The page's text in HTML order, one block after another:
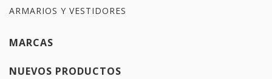
ARMARIOS Y VESTIDORES
MARCAS
NUEVOS PRODUCTOS